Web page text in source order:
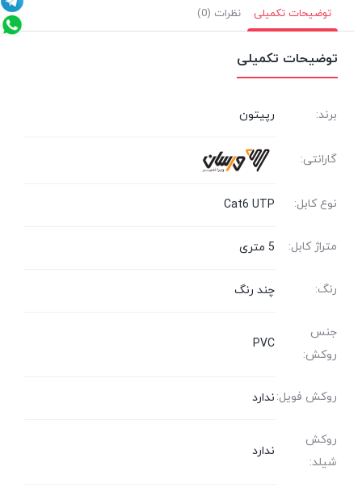
توضیحات تکمیلی نظرات (0)
توضیحات تکمیلی
برند: رپیتون
گارانتی:
نوع کابل: Cat6 UTP
متراژ کابل: 5 متری
رنگ: چند رنگ
جنس
روکش:
PVC
روکش فویل: ندارد
روکش
شیلد:
ندارد